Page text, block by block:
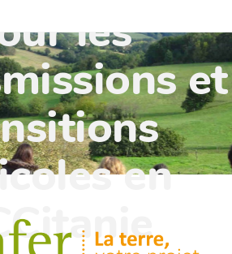
les
et
en